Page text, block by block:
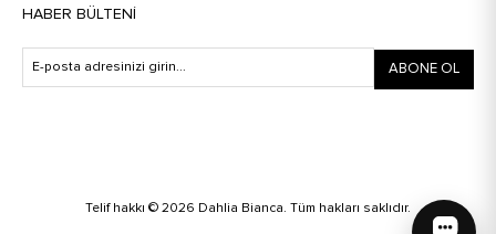
HABER BÜLTENI
ABONE OL
Telif hakkı © 2026 Dahlia Bianca. Tüm hakları saklıdır.